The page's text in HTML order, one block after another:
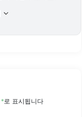
*로 표시됩니다